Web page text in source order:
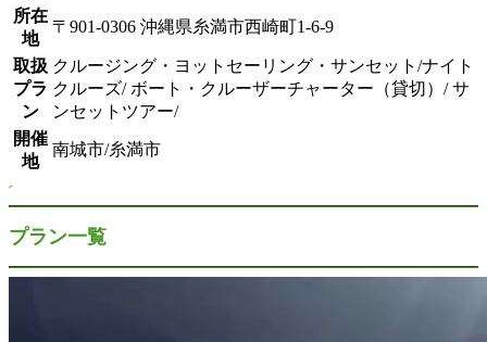
所在
地
〒901-0306 沖縄県糸満市西崎町1-6-9
取扱
プラ
ン
クルージング・ヨットセーリング・サンセット/ナイト
クルーズ/ ボート・クルーザーチャーター（貸切）/ サ
ンセットツアー/
開催
地
南城市/糸満市
プラン一覧